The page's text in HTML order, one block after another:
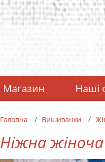
Магазин Наші
Головна Вишиванки
Ніжна